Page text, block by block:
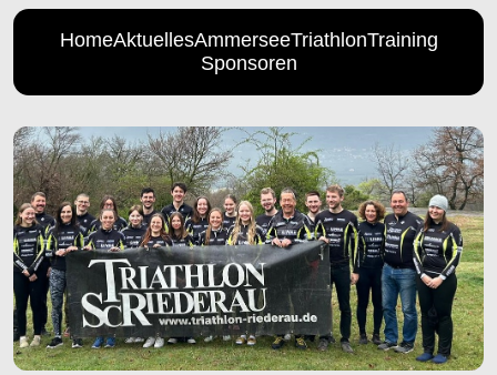
HomeAktuellesAmmerseeTriathlonTraining
Sponsoren